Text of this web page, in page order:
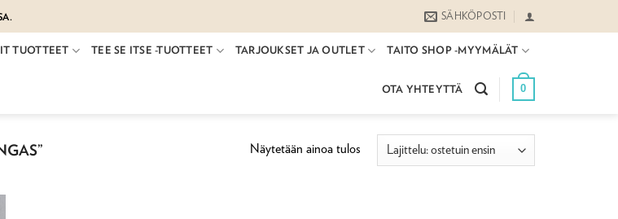
SÄHKÖPOSTI
TUOTTEET TEE SE ITSE -TUOTTEET TARJOUKSET JA OUTLET TAITO SHOP -MYYMÄLÄT
OTA YHTEYTTÄ 0
Näytetään ainoa tulos